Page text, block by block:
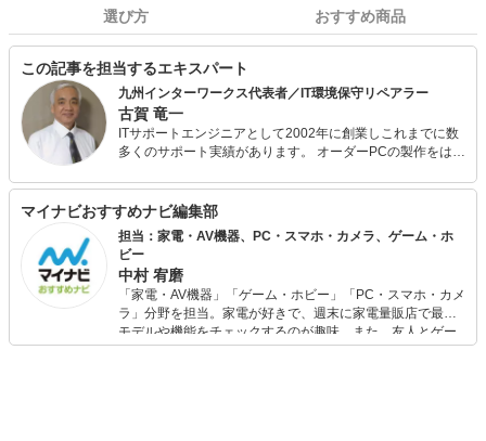
選び方 おすすめ商品
この記事を担当するエキスパート
九州インターワークス代表者／IT環境保守リペアラー
古賀 竜一
ITサポートエンジニアとして2002年に創業しこれまでに数
多くのサポート実績があります。 オーダーPCの製作をはじ
IT環境保守が専門です。 個人、事業所問わず提案型技術ア
ドバイザーとしてIT環境のリプレース、リペアを数多く成
功させています。 メディアへの記事監修協力、IT記事寄稿
なども行っています。
マイナビおすすめナビ編集部
担当：家電・AV機器、PC・スマホ・カメラ、ゲーム・ホ
ビー
中村 宥磨
「家電・AV機器」「ゲーム・ホビー」「PC・スマホ・カメ
ラ」分野を担当。家電が好きで、週末に家電量販店で最新
モデルや機能をチェックするのが趣味。また、友人とゲー
ムを楽しみながら、新作タイトルやイベント情報もいち早